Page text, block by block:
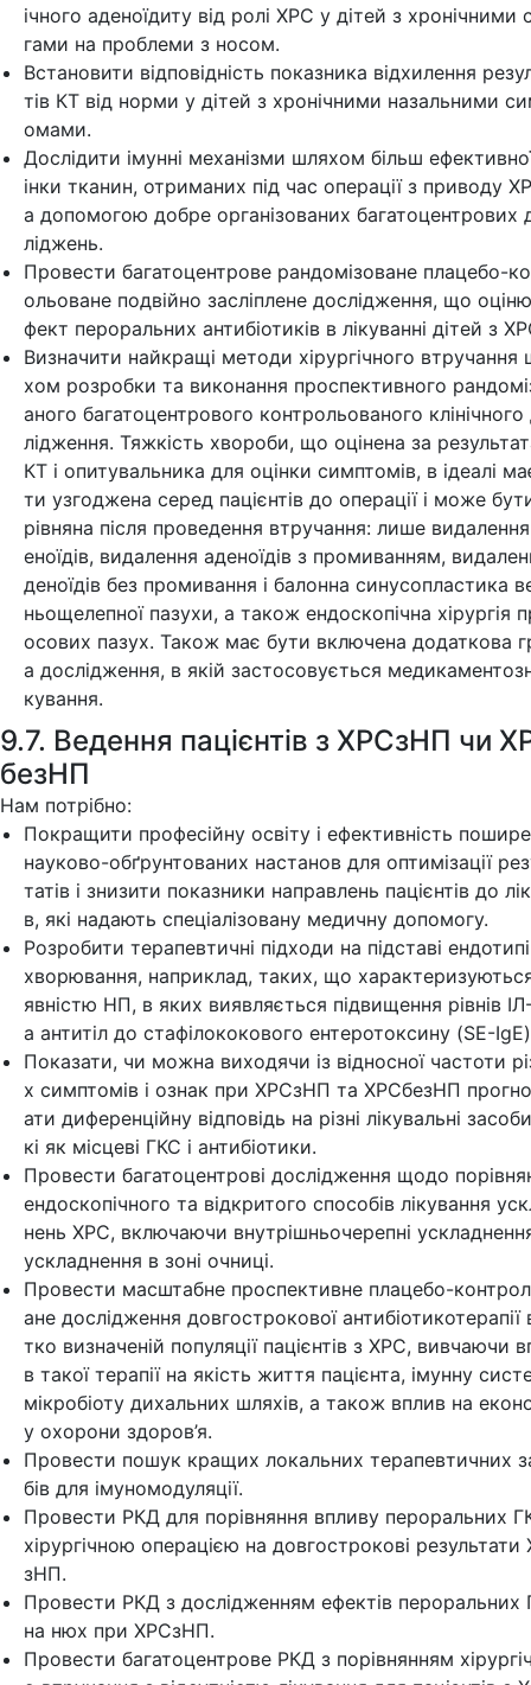
ічного аденоїдиту від ролі ХРС у дітей з хронічними
гами на проблеми з носом.
Встановити відповідність показника відхилення
тів КТ від норми у дітей з хронічними назальними
омами.
Дослідити імунні механізми шляхом більш
інки тканин, отриманих під час операції з приводу
а допомогою добре організованих багатоцентрових
ліджень.
Провести багатоцентрове рандомізоване плацебо-
ольоване подвійно засліплене дослідження, що
фект пероральних антибіотиків в лікуванні дітей з
Визначити найкращі методи хірургічного втручання
хом розробки та виконання проспективного
аного багатоцентрового контрольованого
лідження. Тяжкість хвороби, що оцінена за
КТ і опитувальника для оцінки симптомів, в ідеалі
ти узгоджена серед пацієнтів до операції і може
рівняна після проведення втручання: лише
еноїдів, видалення аденоїдів з промиванням,
деноїдів без промивання і балонна синусопластика
ньощелепної пазухи, а також ендоскопічна хірургія
осових пазух. Також має бути включена додаткова
а дослідження, в якій застосовується
кування.
9.7. Ведення пацієнтів з ХРСзНП чи
безНП
Нам потрібно:
Покращити професійну освіту і ефективність
науково-обґрунтованих настанов для оптимізації
татів і знизити показники направлень пацієнтів до
в, які надають спеціалізовану медичну допомогу.
Розробити терапевтичні підходи на підставі
хворювання, наприклад, таких, що
явністю НП, в яких виявляється підвищення рівнів
а антитіл до стафілококового ентеротоксину (SE-
Показати, чи можна виходячи із відносної частоти
х симптомів і ознак при ХРСзНП та ХРСбезНП
ати диференційну відповідь на різні лікувальні
кі як місцеві ГКС і антибіотики.
Провести багатоцентрові дослідження щодо
ендоскопічного та відкритого способів лікування
нень ХРС, включаючи внутрішньочерепні
ускладнення в зоні очниці.
Провести масштабне проспективне плацебо-
ане дослідження довгострокової антибіотикотерапії
тко визначеній популяції пацієнтів з ХРС, вивчаючи
в такої терапії на якість життя пацієнта, імунну
мікробіоту дихальних шляхів, а також вплив на
у охорони здоров’я.
Провести пошук кращих локальних терапевтичних
бів для імуномодуляції.
Провести РКД для порівняння впливу пероральних
хірургічною операцією на довгострокові
зНП.
Провести РКД з дослідженням ефектів пероральних
на нюх при ХРСзНП.
Провести багатоцентрове РКД з порівнянням